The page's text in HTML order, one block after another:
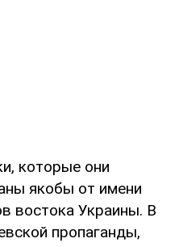
которые они
якобы от имени
востока Украины. В
пропаганды,